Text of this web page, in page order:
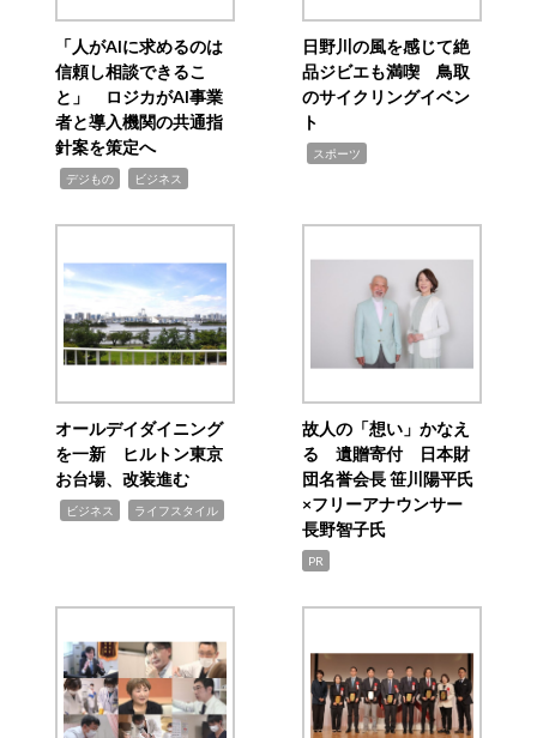
「人がAIに求めるのは
信頼し相談できるこ
と」 ロジカがAI事業
者と導入機関の共通指
針案を策定へ
デジもの ビジネス
日野川の風を感じて絶
品ジビエも満喫 鳥取
のサイクリングイベン
ト
スポーツ
オールデイダイニング
を一新 ヒルトン東京
お台場、改装進む
ビジネス ライフスタイル
故人の「想い」かなえ
る 遺贈寄付 日本財
団名誉会長 笹川陽平氏
×フリーアナウンサー
長野智子氏
PR